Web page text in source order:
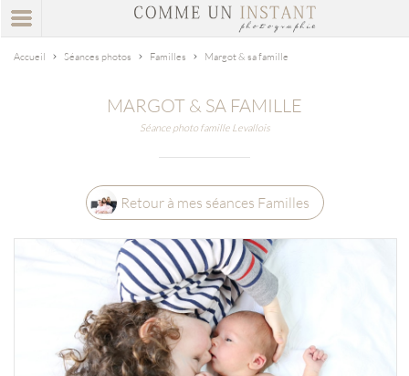
Accueil Séances photos Familles Margot & sa famille
MARGOT & SA FAMILLE
Séance photo famille Levallois
Retour à mes séances Familles